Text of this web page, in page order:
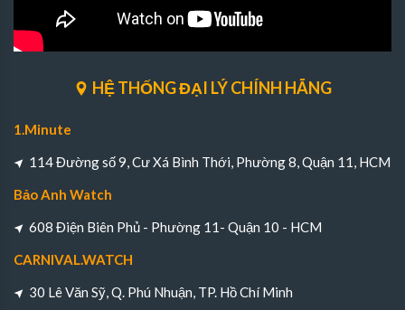
HỆ THỐNG ĐẠI LÝ CHÍNH HÃNG
1.Minute
114 Đường số 9, Cư Xá Bình Thới, Phường 8, Quận 11, HCM
Bảo Anh Watch
608 Điện Biên Phủ - Phường 11- Quận 10 - HCM
CARNIVAL.WATCH
30 Lê Văn Sỹ, Q. Phú Nhuận, TP. Hồ Chí Minh